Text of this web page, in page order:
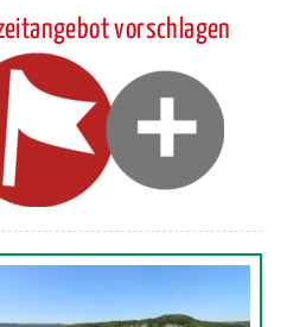
vorschlagen